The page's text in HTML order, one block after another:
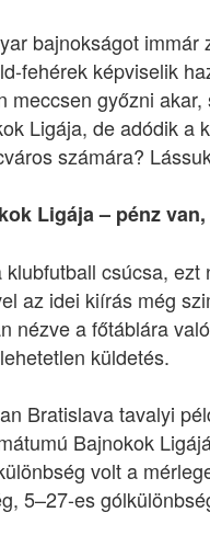
bajnokságot
fehérek képviselik
meccsen győzni
Ligája, de adódik a
számára?
Ligája – pénz
klubfutball csúcsa,
az idei kiírás még
nézve a főtáblára
küldetés.
Bratislava tavalyi
Bajnokok
volt a
5–27-es